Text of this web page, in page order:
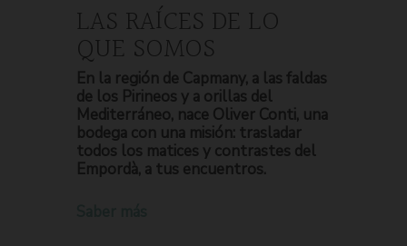
LAS RAÍCES DE LO
QUE SOMOS
En la región de Capmany, a las faldas
de los Pirineos y a orillas del
Mediterráneo, nace Oliver Conti, una
bodega con una misión: trasladar
todos los matices y contrastes del
Empordà, a tus encuentros.